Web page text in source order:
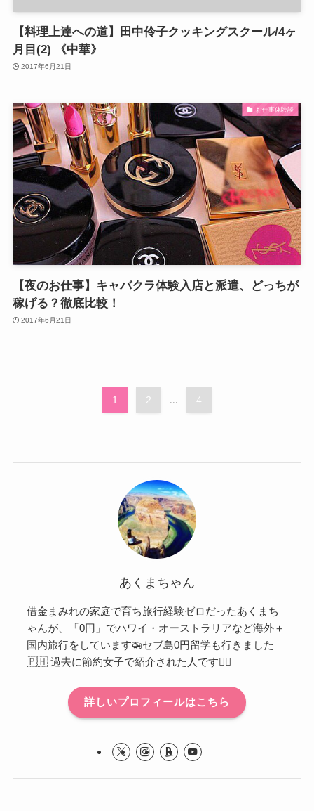
【料理上達への道】田中伶子クッキングスクール/4ヶ
月目(2) 《中華》
2017年6月21日
お仕事体験談
【夜のお仕事】キャバクラ体験入店と派遣、どっちが
稼げる？徹底比較！
2017年6月21日
1 2 ... 4
あくまちゃん
借金まみれの家庭で育ち旅行経験ゼロだったあくまち
ゃんが、「0円」でハワイ・オーストラリアなど海外＋
国内旅行をしています🚁セブ島0円留学も行きました
🇵🇭 過去に節約女子で紹介された人です🙋‍♀️
詳しいプロフィールはこちら